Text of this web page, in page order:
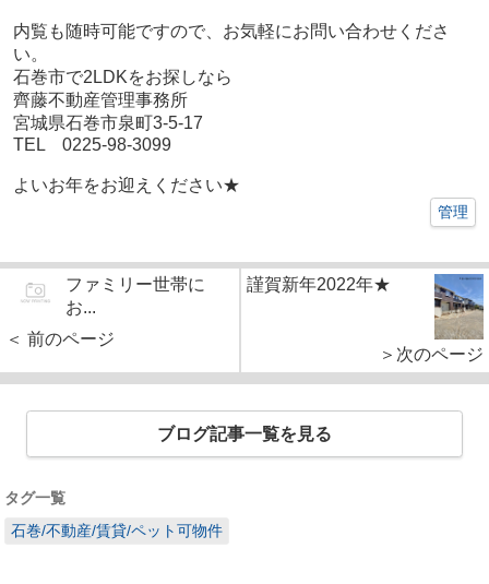
内覧も随時可能ですので、お気軽にお問い合わせくださ
い。
石巻市で2LDKをお探しなら
齊藤不動産管理事務所
宮城県石巻市泉町3-5-17
TEL 0225-98-3099
よいお年をお迎えください★
管理
ファミリー世帯に
お...
＜ 前のページ
謹賀新年2022年★
＞次のページ
ブログ記事一覧を見る
タグ一覧
石巻/不動産/賃貸/ペット可物件